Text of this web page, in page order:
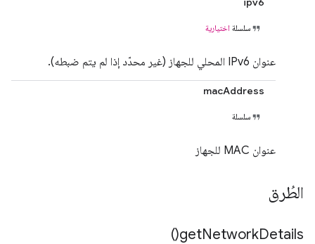
سلسلة اختيارية
عنوان IPv6 المحلي للجهاز (غير محدّد إذا لم يتم ضبطه).
macAddress
سلسلة
عنوان MAC للجهاز
الطُرق
getNetworkDetails(
)